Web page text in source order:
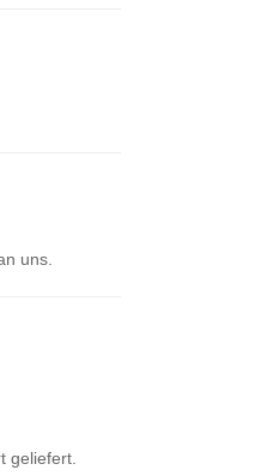
uns.
geliefert.